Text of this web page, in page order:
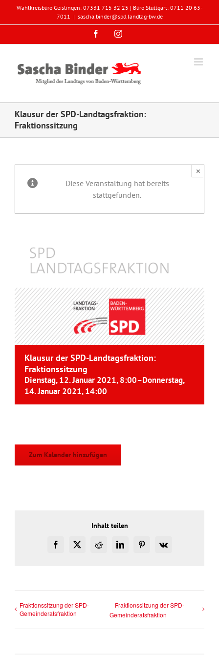
Wahlkreisbüro Geislingen: 07331 715 32 25 | Büro Stuttgart: 0711 20 63-
7011 | sascha.binder@spd.landtag-bw.de
FacebookInstagram
Klausur der SPD-Landtagsfraktion:
Fraktionssitzung
Diese Veranstaltung hat bereits
stattgefunden.
×
Klausur der SPD-Landtagsfraktion:
Fraktionssitzung
Dienstag, 12. Januar 2021, 8:00–Donnerstag,
14. Januar 2021, 14:00
Zum Kalender hinzufügen
Inhalt teilen
Facebook
X RedditLinkedInPinterest
Vk
Fraktionssitzung der SPD-
Gemeinderatsfraktion
Fraktionssitzung der SPD-
Gemeinderatsfraktion